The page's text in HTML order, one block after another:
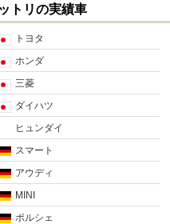
トリの実績車
トヨタ
ホンダ
三菱
ダイハツ
ヒュンダイ
スマート
アウディ
MINI
ポルシェ